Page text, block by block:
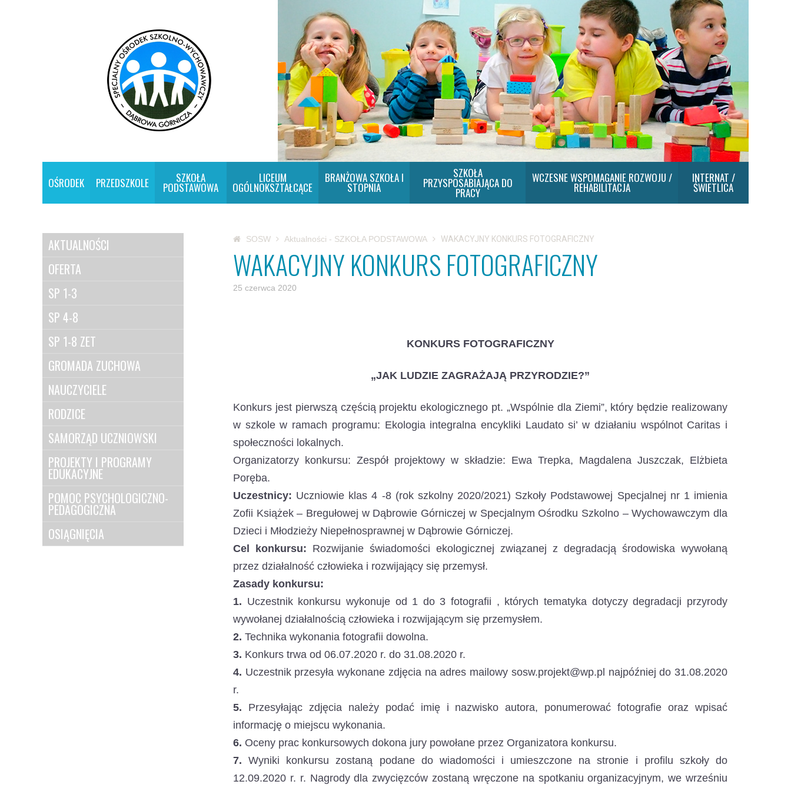
OŚRODEK PRZEDSZKOLE SZKOŁA
PODSTAWOWA
LICEUM
OGÓLNOKSZTAŁCĄCE
BRANŻOWA SZKOŁA I
STOPNIA
SZKOŁA
PRZYSPOSABIAJĄCA DO
PRACY
WCZESNE WSPOMAGANIE ROZWOJU /
REHABILITACJA
INTERNAT /
ŚWIETLICA
AKTUALNOŚCI
OFERTA
SP 1-3
SP 4-8
SP 1-8 ZET
GROMADA ZUCHOWA
NAUCZYCIELE
RODZICE
SAMORZĄD UCZNIOWSKI
PROJEKTY I PROGRAMY
EDUKACYJNE
POMOC PSYCHOLOGICZNO-
PEDAGOGICZNA
OSIĄGNIĘCIA
SOSW Aktualności - SZKOŁA PODSTAWOWA WAKACYJNY KONKURS FOTOGRAFICZNY
WAKACYJNY KONKURS FOTOGRAFICZNY
25 czerwca 2020
KONKURS FOTOGRAFICZNY
„JAK LUDZIE ZAGRAŻAJĄ PRZYRODZIE?”
Konkurs jest pierwszą częścią projektu ekologicznego pt. „Wspólnie dla Ziemi”, który będzie realizowany
w szkole w ramach programu: Ekologia integralna encykliki Laudato si’ w działaniu wspólnot Caritas i
społeczności lokalnych.
Organizatorzy konkursu: Zespół projektowy w składzie: Ewa Trepka, Magdalena Juszczak, Elżbieta
Poręba.
Uczestnicy: Uczniowie klas 4 -8 (rok szkolny 2020/2021) Szkoły Podstawowej Specjalnej nr 1 imienia
Zofii Książek – Bregułowej w Dąbrowie Górniczej w Specjalnym Ośrodku Szkolno – Wychowawczym dla
Dzieci i Młodzieży Niepełnosprawnej w Dąbrowie Górniczej.
Cel konkursu: Rozwijanie świadomości ekologicznej związanej z degradacją środowiska wywołaną
przez działalność człowieka i rozwijający się przemysł.
Zasady konkursu:
1. Uczestnik konkursu wykonuje od 1 do 3 fotografii , których tematyka dotyczy degradacji przyrody
wywołanej działalnością człowieka i rozwijającym się przemysłem.
2. Technika wykonania fotografii dowolna.
3. Konkurs trwa od 06.07.2020 r. do 31.08.2020 r.
4. Uczestnik przesyła wykonane zdjęcia na adres mailowy sosw.projekt@wp.pl najpóźniej do 31.08.2020
r.
5. Przesyłając zdjęcia należy podać imię i nazwisko autora, ponumerować fotografie oraz wpisać
informację o miejscu wykonania.
6. Oceny prac konkursowych dokona jury powołane przez Organizatora konkursu.
7. Wyniki konkursu zostaną podane do wiadomości i umieszczone na stronie i profilu szkoły do
12.09.2020 r. r. Nagrody dla zwycięzców zostaną wręczone na spotkaniu organizacyjnym, we wrześniu